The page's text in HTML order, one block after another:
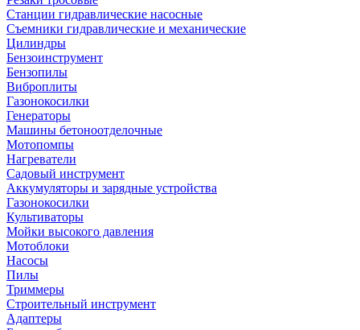
Станции гидравлические насосные
Съемники гидравлические и механические
Цилиндры
Бензоинструмент
Бензопилы
Виброплиты
Газонокосилки
Генераторы
Машины бетоноотделочные
Мотопомпы
Нагреватели
Садовый инструмент
Аккумуляторы и зарядные устройства
Газонокосилки
Культиваторы
Мойки высокого давления
Мотоблоки
Насосы
Пилы
Триммеры
Строительный инструмент
Адаптеры